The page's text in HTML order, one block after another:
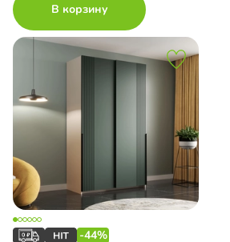
В корзину
-44%